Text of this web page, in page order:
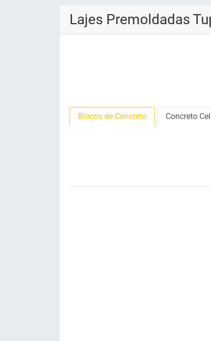
Lajes Premoldadas
Blocos de Concreto Concreto